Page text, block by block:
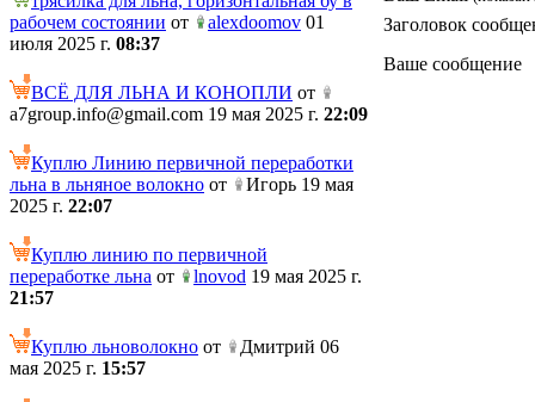
рабочем состоянии от alexdoomov 01
июля 2025 г. 08:37
ВСЁ ДЛЯ ЛЬНА И КОНОПЛИ от
a7group.info@gmail.com 19 мая 2025 г. 22:09
Куплю Линию первичной переработки
льна в льняное волокно от
Игорь 19 мая
2025 г. 22:07
Куплю линию по первичной
переработке льна от lnovod 19 мая 2025 г.
21:57
Куплю льноволокно от
Дмитрий 06
мая 2025 г. 15:57
Заголовок
Ваше сообщение